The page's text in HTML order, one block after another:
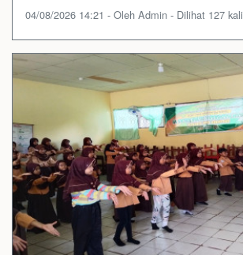
04/08/2026 14:21 - Oleh Admin - Dilihat 127 kali